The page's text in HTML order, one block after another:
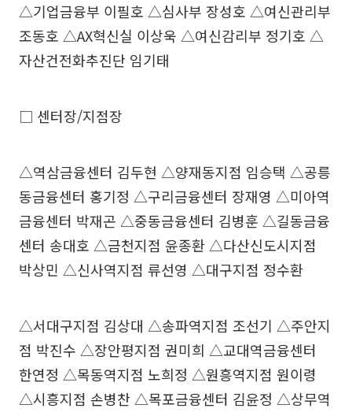
△기업금융부 이필호 △심사부 장성호 △여신관리부
조동호 △AX혁신실 이상욱 △여신감리부 정기호 △
자산건전화추진단 임기태
□ 센터장/지점장
△역삼금융센터 김두현 △양재동지점 임승택 △공릉
동금융센터 홍기정 △구리금융센터 장재영 △미아역
금융센터 박재곤 △중동금융센터 김병훈 △길동금융
센터 송대호 △금천지점 윤종환 △다산신도시지점
박상민 △신사역지점 류선영 △대구지점 정수환
△서대구지점 김상대 △송파역지점 조선기 △주안지
점 박진수 △장안평지점 권미희 △교대역금융센터
한연정 △목동역지점 노희정 △원흥역지점 원이령
△시흥지점 손병찬 △목포금융센터 김윤정 △상무역